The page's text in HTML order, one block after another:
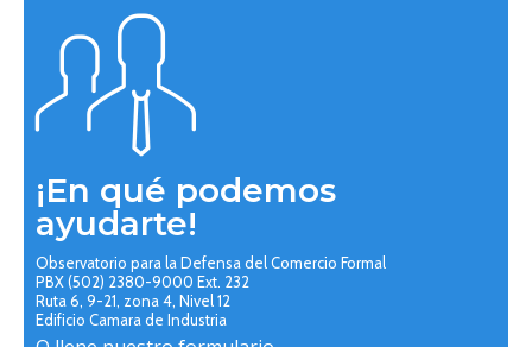
¡En qué podemos
ayudarte!
Observatorio para la Defensa del Comercio Formal
PBX (502) 2380-9000 Ext. 232
Ruta 6, 9-21, zona 4, Nivel 12
Edificio Camara de Industria